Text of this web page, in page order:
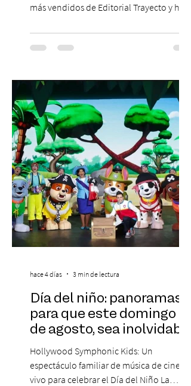
más vendidos de Editorial Trayecto y ha
para mejorar los procesos de selección
laboral en Chile. En un contexto donde el
experiencias laborales forman parte de la
realidad de miles de trabajadores, Trabajo
de Monos – Reflexiones de la Selva
Corporativa, del autor Mauricio Eduardo
Medina, ha trascendido el ámbito editorial
Día del niño: panoramas
para que este domingo 09
de agosto, sea inolvidable
Hollywood Symphonic Kids: Un
espectáculo familiar de música de cine en
vivo para celebrar el Día del Niño La
hace 4 días 3 min de lectura